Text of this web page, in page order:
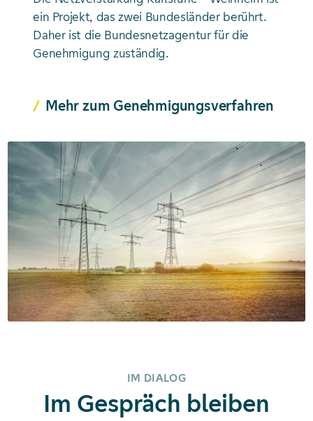
ein Projekt, das zwei Bundesländer berührt.
Daher ist die Bundesnetzagentur für die
Genehmigung zuständig.
Mehr zum Genehmigungsverfahren
IM DIALOG
Im Gespräch bleiben